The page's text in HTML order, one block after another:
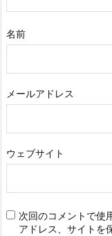
名前
メールアドレス
ウェブサイト
次回のコメントで使
アドレス、サイトを